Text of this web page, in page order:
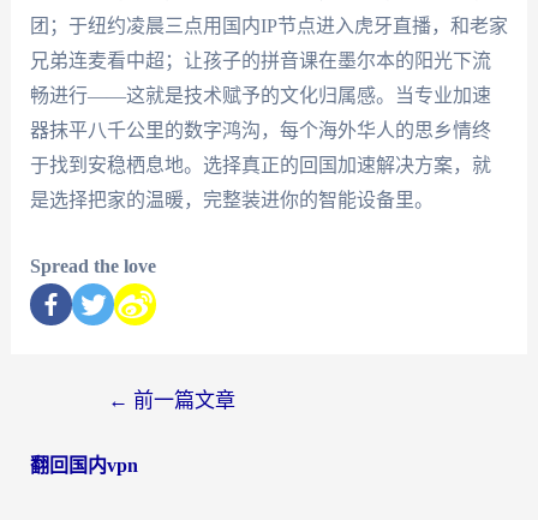
团；于纽约凌晨三点用国内IP节点进入虎牙直播，和老家
兄弟连麦看中超；让孩子的拼音课在墨尔本的阳光下流
畅进行——这就是技术赋予的文化归属感。当专业加速
器抹平八千公里的数字鸿沟，每个海外华人的思乡情终
于找到安稳栖息地。选择真正的回国加速解决方案，就
是选择把家的温暖，完整装进你的智能设备里。
Spread the love
← 前一篇文章
翻回国内vpn